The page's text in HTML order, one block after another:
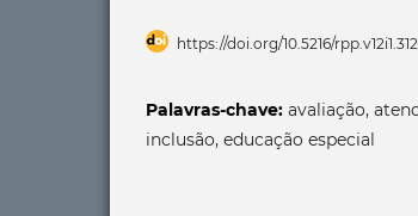
https://doi.org/10.5216/
Palavras-chave: avaliação,
inclusão, educação especial